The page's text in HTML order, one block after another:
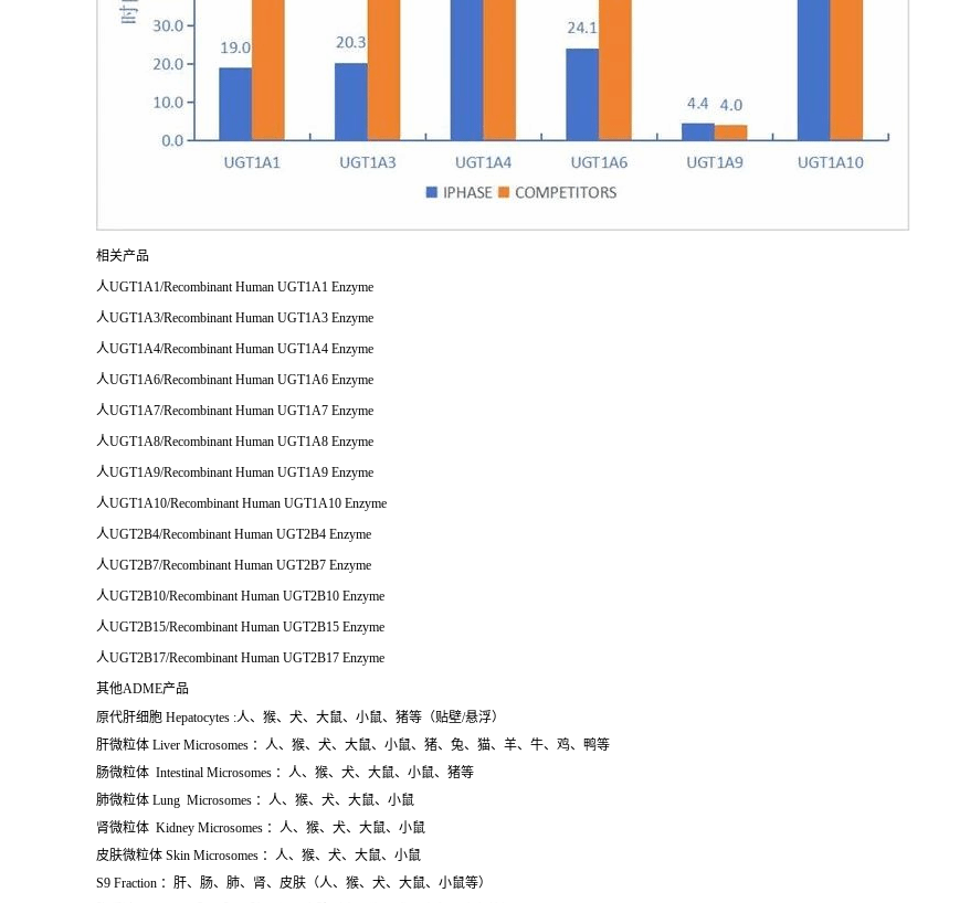
相关产品
人UGT1A1/Recombinant Human UGT1A1 Enzyme
人UGT1A3/Recombinant Human UGT1A3 Enzyme
人UGT1A4/Recombinant Human UGT1A4 Enzyme
人UGT1A6/Recombinant Human UGT1A6 Enzyme
人UGT1A7/Recombinant Human UGT1A7 Enzyme
人UGT1A8/Recombinant Human UGT1A8 Enzyme
人UGT1A9/Recombinant Human UGT1A9 Enzyme
人UGT1A10/Recombinant Human UGT1A10 Enzyme
人UGT2B4/Recombinant Human UGT2B4 Enzyme
人UGT2B7/Recombinant Human UGT2B7 Enzyme
人UGT2B10/Recombinant Human UGT2B10 Enzyme
人UGT2B15/Recombinant Human UGT2B15 Enzyme
人UGT2B17/Recombinant Human UGT2B17 Enzyme
其他ADME产品
原代肝细胞 Hepatocytes :人、猴、犬、大鼠、小鼠、猪等（贴壁/悬浮）
肝微粒体 Liver Microsomes ：人、猴、犬、大鼠、小鼠、猪、兔、猫、羊、牛、鸡、鸭等
肠微粒体 Intestinal Microsomes ：人、猴、犬、大鼠、小鼠、猪等
肺微粒体 Lung Microsomes ：人、猴、犬、大鼠、小鼠
肾微粒体 Kidney Microsomes ：人、猴、犬、大鼠、小鼠
皮肤微粒体 Skin Microsomes ：人、猴、犬、大鼠、小鼠
S9 Fraction ：肝、肠、肺、肾、皮肤（人、猴、犬、大鼠、小鼠等）